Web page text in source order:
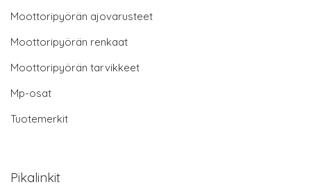
Moottoripyörän ajovarusteet
Moottoripyörän renkaat
Moottoripyörän tarvikkeet
Mp-osat
Tuotemerkit
Pikalinkit